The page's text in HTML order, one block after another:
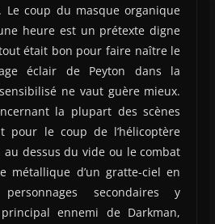
Le coup du masque organique
heure est un prétexte digne
était bon pour faire naître le
éclair de Peyton dans la
ne vaut guère mieux.
la plupart des scènes
pour le coup de l’hélicoptère
dessus du vide ou le combat
métallique d’un gratte-ciel en
secondaires y
ennemi de Darkman,